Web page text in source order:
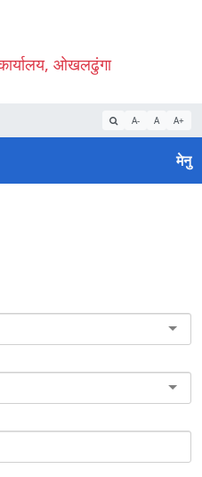
ओखलढुंगा
A- A A+
मेनु